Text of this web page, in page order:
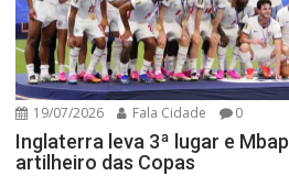
19/07/2026 Fala Cidade 0
Inglaterra leva 3ª lugar e
artilheiro das Copas